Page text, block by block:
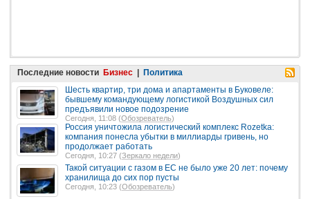
Последние новости Бизнес | Политика
Шесть квартир, три дома и апартаменты в Буковеле:
бывшему командующему логистикой Воздушных сил
предъявили новое подозрение
Сегодня, 11:08 (Обозреватель)
Россия уничтожила логистический комплекс Rozetka:
компания понесла убытки в миллиарды гривень, но
продолжает работать
Сегодня, 10:27 (Зеркало недели)
Такой ситуации с газом в ЕС не было уже 20 лет: почему
хранилища до сих пор пусты
Сегодня, 10:23 (Обозреватель)